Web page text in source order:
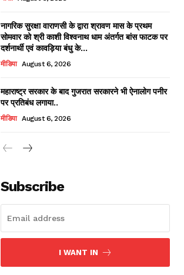
नागरिक सुरक्षा वाराणसी के द्वारा श्रावण मास के प्रथम
सोमवार को श्री काशी विश्वनाथ धाम अंतर्गत बांस फाटक पर
दर्शनार्थी एवं कावड़िया बंधु के...
मीडिया August 6, 2026
महाराष्ट्र सरकार के बाद गुजरात सरकारने भी ऐनालोग पनीर
पर प्रतिबंध लगाया..
मीडिया August 6, 2026
Subscribe
I WANT IN